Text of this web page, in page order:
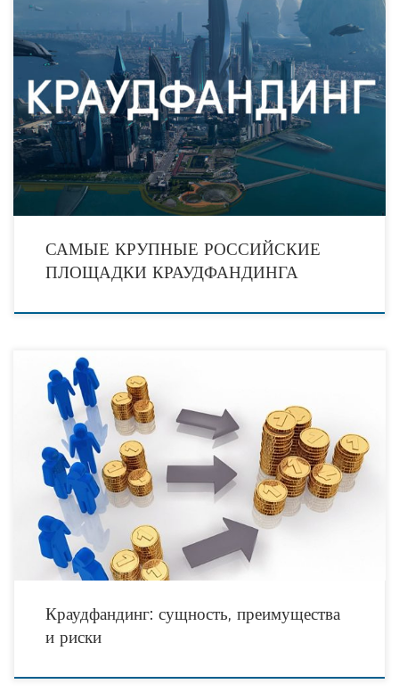
Особенности российского краудфандинга Коллективное финансирование бизнес
идей и социальных программ для отечественных граждан является
относительно новым опытом. Первые российские сайты краудфандинга
появились лишь в 2007
САМЫЕ КРУПНЫЕ РОССИЙСКИЕ
ПЛОЩАДКИ КРАУДФАНДИНГА
Д.Е. Гусева, Н. Малыхин, (Федеральное государственное автономное
образовательное учреждение высшего профессионального образования
«Национальный исследовательский университет «Высшая школа экономики»,
Санкт-Петербург) Журнал «Современная наука: Актуальные проблемы теории
Краудфандинг: сущность, преимущества
и риски